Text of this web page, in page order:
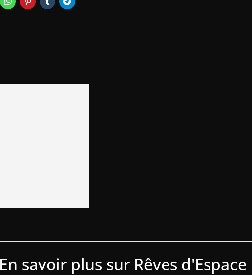
En savoir plus sur Rêves d'Espace